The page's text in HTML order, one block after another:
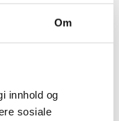
Om
innhold og
sosiale